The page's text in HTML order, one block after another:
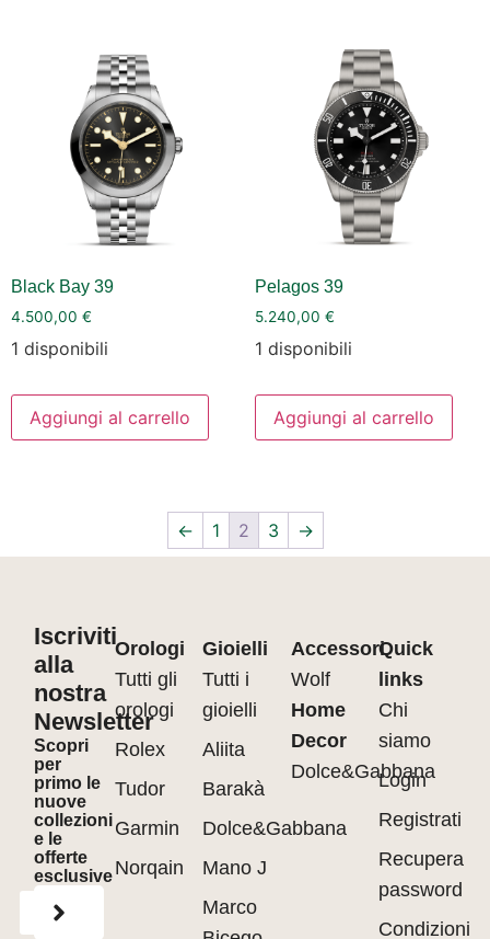
Black Bay 39
4.500,00 €
1 disponibili
Aggiungi al carrello
Pelagos 39
5.240,00 €
1 disponibili
Aggiungi al carrello
← 1 2 3 →
Iscriviti
alla
nostra
Newsletter
Scopri
per
primo le
nuove
collezioni
e le
offerte
esclusive
Orologi
Tutti gli
orologi
Rolex
Tudor
Garmin
Norqain
Gioielli
Tutti i
gioielli
Aliita
Barakà
Dolce&Gabbana
Mano J
Marco
Accessori
Wolf
Home
Decor
Dolce&Gabbana
Quick
links
Chi
siamo
Login
Registrati
Recupera
password
Condizioni